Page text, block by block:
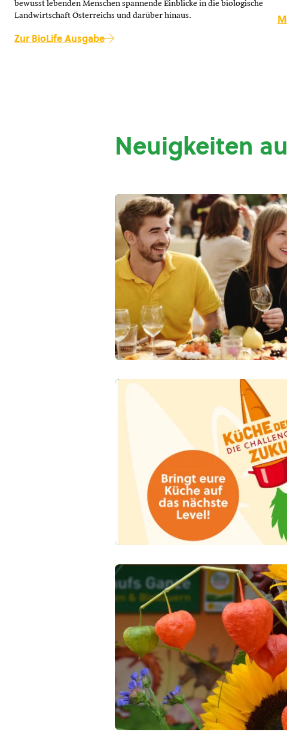
bewusst lebenden Menschen spannende Einblicke in die biologische
Landwirtschaft Österreichs und darüber hinaus.
Zur BioLife Ausgabe
Neuigkeiten